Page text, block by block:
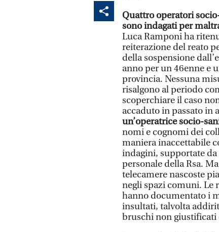
Quattro operatori
sono indagati per
Luca Ramponi ha
reiterazione del reato
della sospensione
anno per un 46enne e
provincia. Nessuna
risalgono al periodo
scoperchiare il caso
accaduto in passato in
un’operatrice socio-
nomi e cognomi dei
maniera inaccettabile
indagini, supportate
personale della Rsa.
telecamere nascoste
negli spazi comuni. Le
hanno documentato i
insultati, talvolta
bruschi non giustificati